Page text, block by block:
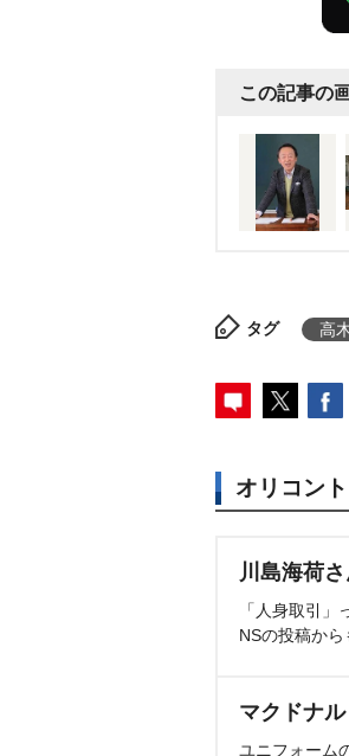
この記事の
タグ 高
オリコン
川島海荷
「人身取引
NSの投稿から
マクドナ
ユニフォーム